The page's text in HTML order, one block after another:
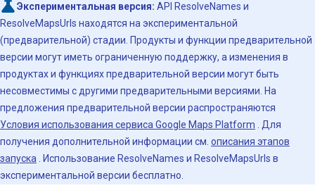
Экспериментальная версия: API ResolveNames и
ResolveMapsUrls находятся на экспериментальной
(предварительной) стадии. Продукты и функции предварительной
версии могут иметь ограниченную поддержку, а изменения в
продуктах и ​​функциях предварительной версии могут быть
несовместимы с другими предварительными версиями. На
предложения предварительной версии распространяются
Условия использования сервиса Google Maps Platform . Для
получения дополнительной информации см. описания этапов
запуска . Использование ResolveNames и ResolveMapsUrls в
экспериментальной версии бесплатно.